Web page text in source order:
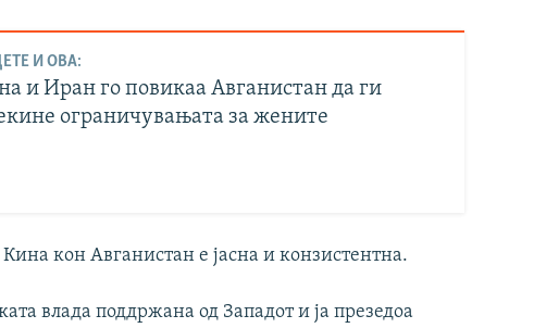
И ОВА:
и Иран го повикаа Авганистан да ги
ограничувањата за жените
кон Авганистан е јасна и конзистентна.
влада поддржана од Западот и ја презедоа